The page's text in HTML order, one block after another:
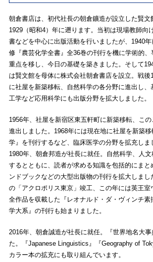
朝倉書店は、初代社長の朝倉鑛造が設立した賢文
1929（昭和4）年に遡ります。当初は現場教師向
書などを中心に出版活動を行いましたが、1940
修『農芸化学全書』全36巻の刊行を機に学術的
重点を移し、今日の基礎を築きました。そして
は賢文館を母体に株式会社朝倉書店を設立。戦後
に社屋を新築移転、自然科学の各分野に進出し、
工学など応用科学にも出版分野を拡大しました。
1956年、社屋を新宿区東五軒町に新築移転、こ
進出しました。1968年には現在地に社屋を新築
学』を刊行するなど、臨床医学の分野を拡充しま
1980年、朝倉邦造が社長に就任。自然科学、人
するとともに、読者が求める知識を包括的にまと
ンドブックなどの大型出版物の刊行を拡大しまし
の「アクロポリス東京」竣工、この年には英王室
全作品を収載した『レオナルド・ダ・ヴィンチ素
学大系』の刊行も始まりました。
2016年、朝倉誠造が社長に就任。『世界地名大
た。『Japanese Linguistics』『Geography of
カラー本の拡充にも取り組んでいます。